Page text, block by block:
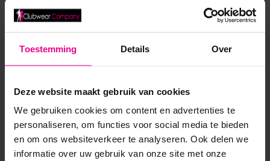
Toestemming Details Over
Deze website maakt gebruik van cookies
We gebruiken cookies om content en advertenties te
personaliseren, om functies voor social media te bieden
en om ons websiteverkeer te analyseren. Ook delen we
informatie over uw gebruik van onze site met onze
ANDERE MENSEN BEKEKEN OOK: